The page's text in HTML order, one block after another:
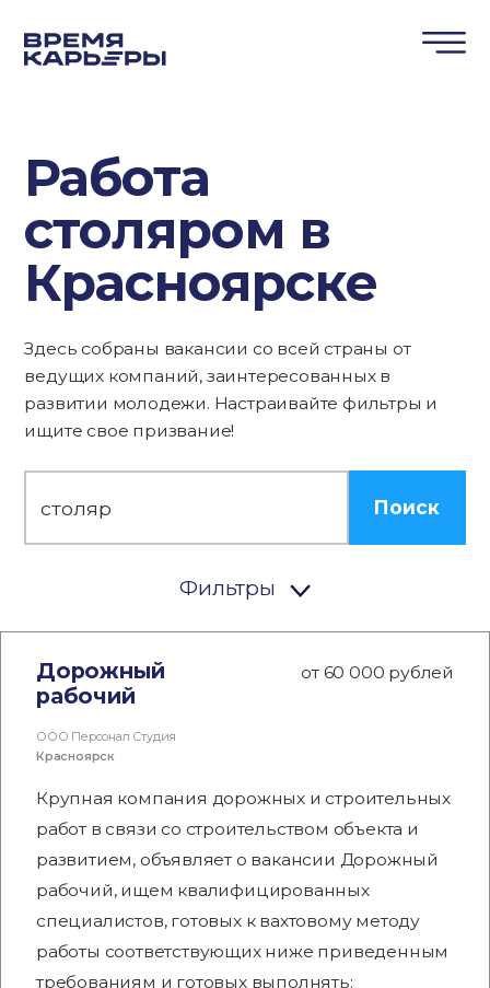
Работа
столяром в
Красноярске
Здесь собраны вакансии со всей страны от
ведущих компаний, заинтересованных в
развитии молодежи. Настраивайте фильтры и
ищите свое призвание!
Поиск
Фильтры
Дорожный
рабочий
от 60 000 рублей
ООО Персонал Студия
Красноярск
Крупная компания дорожных и строительных
работ в связи со строительством объекта и
развитием, объявляет о вакансии Дорожный
рабочий, ищем квалифицированных
специалистов, готовых к вахтовому методу
работы соответствующих ниже приведенным
требованиям и готовых выполнять: